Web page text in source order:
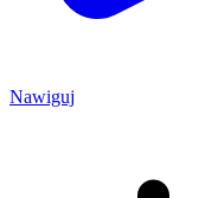
Nawiguj